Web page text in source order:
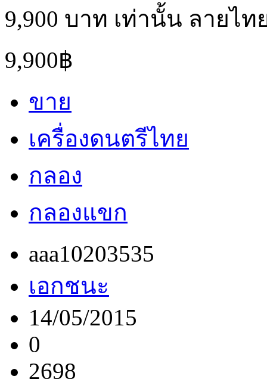
9,900 บาท เท่านั้น ลายไท
9,900฿
ขาย
เครื่องดนตรีไทย
กลอง
กลองแขก
aaa10203535
เอกชนะ
14/05/2015
0
2698